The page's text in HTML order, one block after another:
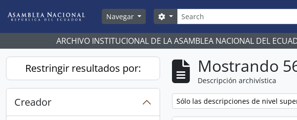
Navegar
Búsqueda
Search options
ARCHIVO INSTITUCIONAL DE LA ASAMBLEA NACIONAL DEL
Restringir resultados por:
Creador
Mostrando
Descripción archivística
Remove filter:
Sólo las descripciones de nivel